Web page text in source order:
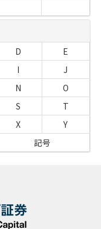
D
E
I
J
N
O
S
T
X
Y
記号